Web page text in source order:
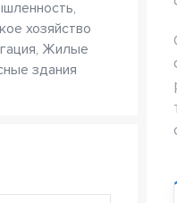
хозяйство
Жилые
здания